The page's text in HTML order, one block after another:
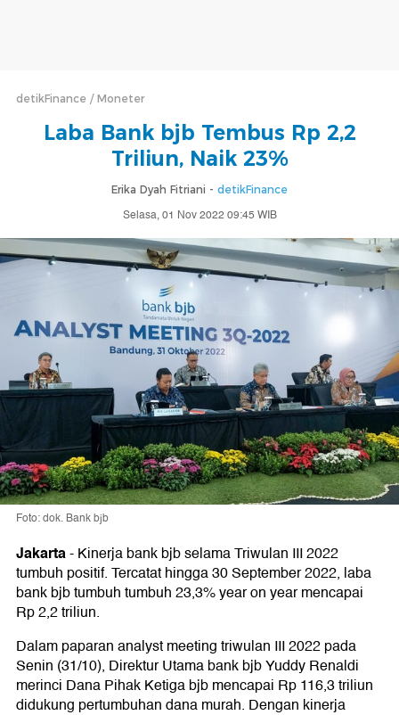
detikFinance Moneter
Laba Bank bjb Tembus Rp 2,2
Triliun, Naik 23%
Erika Dyah Fitriani - detikFinance
Selasa, 01 Nov 2022 09:45 WIB
Foto: dok. Bank bjb
Jakarta-Kinerja bank bjb selama Triwulan III 2022
tumbuh positif. Tercatat hingga 30 September 2022, laba
bank bjb tumbuh tumbuh 23,3% year on year mencapai
Rp 2,2 triliun.
Dalam paparan analyst meeting triwulan III 2022 pada
Senin (31/10), Direktur Utama bank bjb Yuddy Renaldi
merinci Dana Pihak Ketiga bjb mencapai Rp 116,3 triliun
didukung pertumbuhan dana murah. Dengan kinerja